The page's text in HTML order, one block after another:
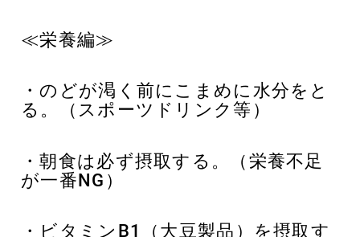
≪栄養編≫
・のどが渇く前にこまめに水分をと
る。（スポーツドリンク等）
・朝食は必ず摂取する。（栄養不足
が一番NG）
・ビタミンB1（大豆製品）を摂取す